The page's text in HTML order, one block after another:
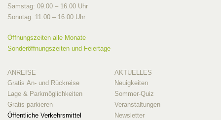
Samstag: 09.00 – 16.00 Uhr
Sonntag: 11.00 – 16.00 Uhr
Öffnungszeiten alle Monate
Sonderöffnungszeiten und Feiertage
ANREISE
Gratis An- und Rückreise
Lage & Parkmöglichkeiten
Gratis parkieren
Öffentliche Verkehrsmittel
AKTUELLES
Neuigkeiten
Sommer-Quiz
Veranstaltungen
Newsletter